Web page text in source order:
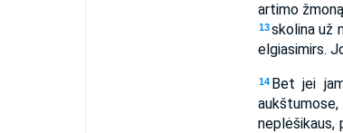
artimo
13 skolina už
elgiasi­mirs.
14 Bet jei
neplėšikaus,